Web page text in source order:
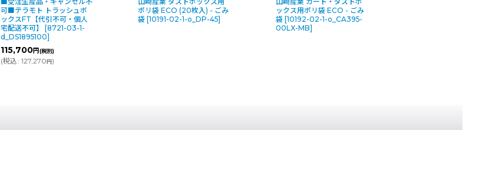
可■テラモト トラッシュボ
ックスFT【代引不可・個人
宅配送不可】
[8721-03-1-
d_DS1895100]
115,700円(税別)
(税込: 127,270円)
ポリ袋 ECO (20枚入) - ごみ
袋 [10191-02-1-o_DP-45]
ックス用ポリ袋 ECO - ごみ
袋 [10192-02-1-o_CA395-
00LX-MB]